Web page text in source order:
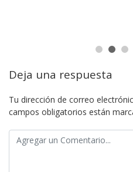
Deja una respuesta
Tu dirección de correo
campos obligatorios están